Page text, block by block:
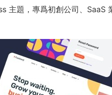
主題，專爲初創公司、SaaS